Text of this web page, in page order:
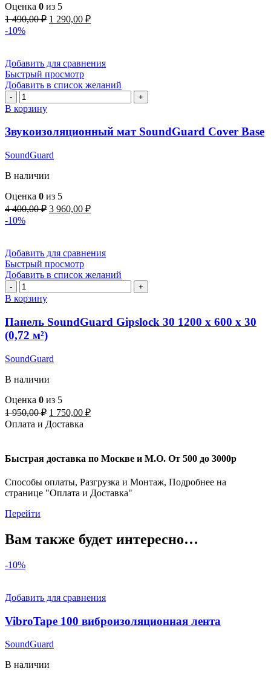
Оценка 0 из 5
1 490,00₽ Первоначальная
490,00 ₽.
1 290,00 ₽Текущая
-10%
Добавить для сравнения
Быстрый просмотр
Добавить в список желаний
Количество
товара
Звукоизоляционный
мат
SoundGuard
Cover
Base
В корзину
Звукоизоляционный мат SoundGuard Cover Base
SoundGuard
В наличии
Оценка 0 из 5
4 400,00₽ Первоначальная
400,00 ₽.
3 960,00 ₽Текущая
-10%
Добавить для сравнения
Быстрый просмотр
Добавить в список желаний
Количество
товара
Панель
SoundGuard
Gipslock
30
x
x
(0,72
м²)
В корзину
Панель SoundGuard Gipslock 30 1200 x 600 x 30
(0,72 м²)
SoundGuard
В наличии
Оценка 0 из 5
1 950,00₽ Первоначальная
цена
составляла
950,00 ₽.
1 750,00 ₽Текущая
Оплата и Доставка
Быстрая доставка по Москве и М.О. От 500 до 3000р
Способы оплаты, Разгрузка и Монтаж, Подробнее на
странице "Оплата и Доставка"
Перейти
Вам также будет интересно…
-10%
Добавить для сравнения
VibroTape 100 виброизоляционная лента
SoundGuard
В наличии